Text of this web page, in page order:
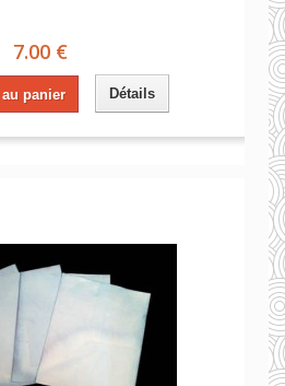
7.00 €
panier Détails